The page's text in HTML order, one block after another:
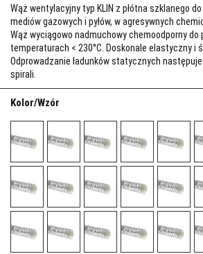
Wąż wentylacyjny typ KLIN z płótna szklanego
mediów gazowych i pyłów, w agresywnych
Wąż wyciągowo nadmuchowy chemoodporny do
temperaturach < 230°C. Doskonale elastyczny i
Odprowadzanie ładunków statycznych
spirali.
Kolor/Wzór